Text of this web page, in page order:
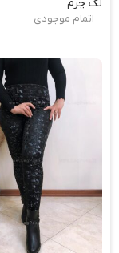
لگ چرم
اتمام موجودی